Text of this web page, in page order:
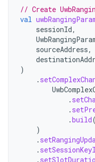
// Create
val
sessionId,
sourceAddress,
)
.
.
.
.build
)
.
.
.